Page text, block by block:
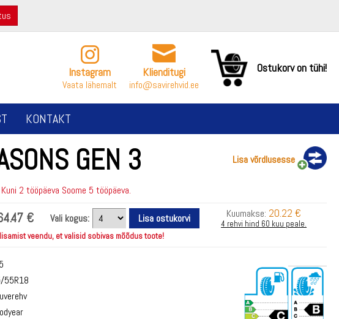
Instagram
Vaata lähemalt
Klienditugi
info@savirehvid.ee
Ostukorv on tühi!
KONTAKT
GEN 3 Lisa võrdlusesse
Kuni 2 tööpäeva Soome 5 tööpäeva.
€ Vali kogus: Kuumakse: 20.22 €
4 rehvi hind 60 kuu peale.
veendu, et valisid sobivas mõõdus toote!
55R18